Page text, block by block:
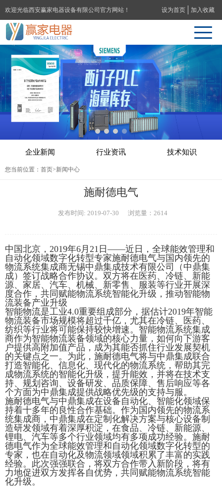
欢迎光临西安赢家电器设备有限公司官方网站！ 设为首页 加入收藏
企业新闻 行业资讯 技术知识
您当前位置： 首页>新闻中心
施耐德电气
发布时间: 2019-07-30 浏览量：2614
中国北京，2019年6月21日——近日，全球能效管理和
自动化领域数字化转型专家施耐德电气与国内领先的
物流系统集成商无锡中鼎集成技术有限公司（中鼎集
成）签订战略合作协议。双方将在医药、冷链、新能
源、家居、汽车、机械、新零售、服装等行业开展深
度合作，共同赋能物流系统智能化升级，推动智能物
流装备产业升级
智能物流是工业4.0重要组成部分，据估计2019年智能
物流装备市场规模将超过千亿，尤其在冷链、医药、
纺织等行业将可能保持较快增速。智能物流系统集成
商作为智能物流装备领域的核心力量，如何向下游客
户提供高附加值产品，成为其能否抓住行业发展契机
的关键点之一。为此，施耐德电气将与中鼎集成联合
打造智能化、信息化、现代化的物流系统，帮助其完
成物流系统的智能化升级，提升能效，并将在技术支
持、规划咨询、设备研发、品质保障、售后响应等各
个方面为中鼎集成提供战略优先级的支持与服。
施耐德电气与中鼎集成在设备自动化、智能化领域保
持着十多年的良性合作基础。作为国内领先的物流系
统集成商，中鼎集成在定制化解决方案与核心设备制
造研发领域有着深厚积淀，在食品、冷链、新能源、
锂电、汽车等多个行业领域均有多项成功经验。施耐
德电气作为全球能效管理和自动化领域数字化转型的
专家，也在自动化及物流领域领域积累了丰富的实践
经验。此次强强联合，将双方合作带入新阶段，将有
力地促进双方发挥各自优势，共同赋能物流系统智能
化升级。